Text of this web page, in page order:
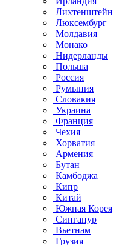
Лихтенштейн
Люксембург
Молдавия
Монако
Нидерланды
Польша
Россия
Румыния
Словакия
Украина
Франция
Чехия
Хорватия
Армения
Бутан
Камбоджа
Кипр
Китай
Южная Корея
Сингапур
Вьетнам
Грузия